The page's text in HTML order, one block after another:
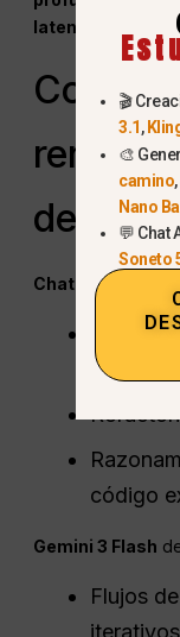
latencia
ChatGPT 5.2
archivos
código
Gemini 3 Flash
Flujos
🎬
3.1,
🎨
camino,
Nano
💬 Chat
Soneto